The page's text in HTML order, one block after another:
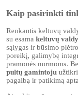
Kaip pasirinkti
Renkantis keltuvų
su esama keltuvų
sąlygas ir būsimo
poreikį, galimybę
pramonės normoms.
pultų gamintoju
pagalbą ir patikimą